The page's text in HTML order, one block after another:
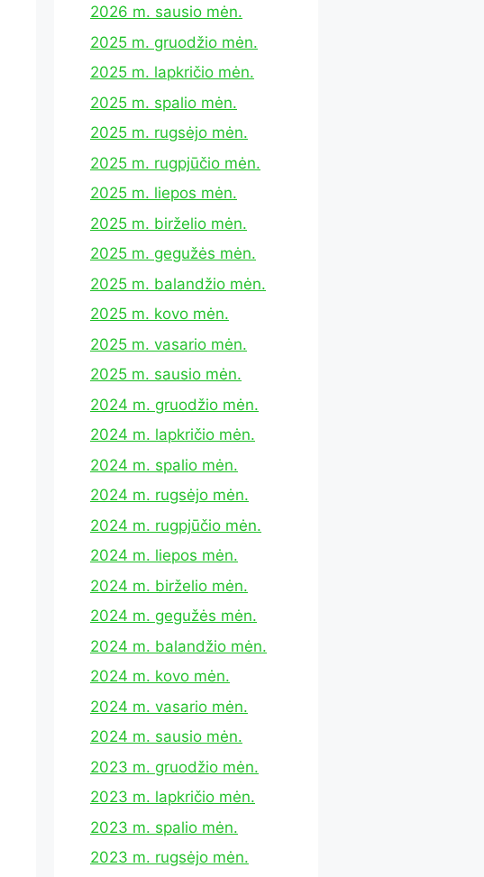
2026 m. sausio mėn.
2025 m. gruodžio mėn.
2025 m. lapkričio mėn.
2025 m. spalio mėn.
2025 m. rugsėjo mėn.
2025 m. rugpjūčio mėn.
2025 m. liepos mėn.
2025 m. birželio mėn.
2025 m. gegužės mėn.
2025 m. balandžio mėn.
2025 m. kovo mėn.
2025 m. vasario mėn.
2025 m. sausio mėn.
2024 m. gruodžio mėn.
2024 m. lapkričio mėn.
2024 m. spalio mėn.
2024 m. rugsėjo mėn.
2024 m. rugpjūčio mėn.
2024 m. liepos mėn.
2024 m. birželio mėn.
2024 m. gegužės mėn.
2024 m. balandžio mėn.
2024 m. kovo mėn.
2024 m. vasario mėn.
2024 m. sausio mėn.
2023 m. gruodžio mėn.
2023 m. lapkričio mėn.
2023 m. spalio mėn.
2023 m. rugsėjo mėn.